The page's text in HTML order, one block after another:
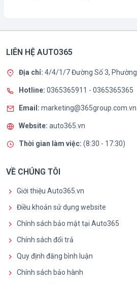
LIÊN HỆ AUTO365
Địa chỉ: 4/4/1/7 Đường Số 3, Phường
Hotline: 0365365911 - 0365365365
Email: marketing@365group.com.vn
Website: auto365.vn
Thời gian làm việc: (8:30 - 17:30)
VỀ CHÚNG TÔI
Giới thiệu Auto365.vn
Điều khoản sử dụng website
Chính sách bảo mật tại Auto365
Chính sách đổi trả
Quy định đăng bình luận
Chính sách bảo hành